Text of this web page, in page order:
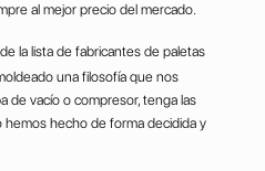
al mejor precio del mercado.
la lista de fabricantes de paletas
una filosofía que nos
de vacío o compresor, tenga las
hemos hecho de forma decidida y